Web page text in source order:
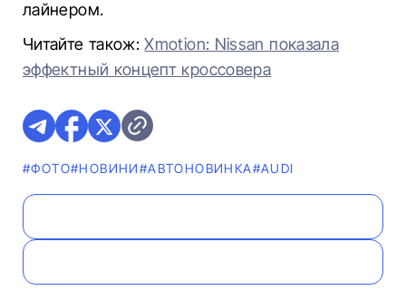
лайнером.
Читайте також:Xmotion: Nissan показала
эффектный концепт кроссовера
#ФОТО#НОВИНИ#АВТОНОВИНКА#AUDI